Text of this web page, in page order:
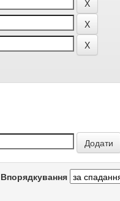
Впорядкування